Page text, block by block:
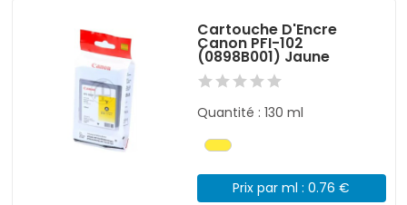
Cartouche D'Encre
Canon PFI-102
(0898B001) Jaune
Quantité : 130 ml
Prix par ml : 0.76 €